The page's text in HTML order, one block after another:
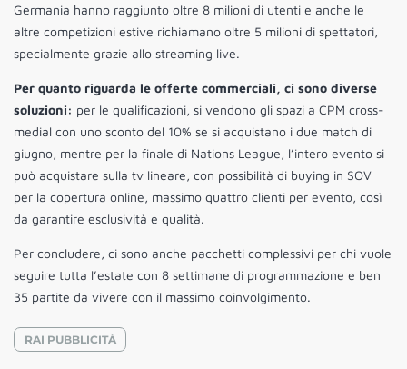
Germania hanno raggiunto oltre 8 milioni di utenti e anche le
altre competizioni estive richiamano oltre 5 milioni di spettatori,
specialmente grazie allo streaming live.
Per quanto riguarda le offerte commerciali, ci sono diverse
soluzioni: per le qualificazioni, si vendono gli spazi a CPM cross-
medial con uno sconto del 10% se si acquistano i due match di
giugno, mentre per la finale di Nations League, l’intero evento si
può acquistare sulla tv lineare, con possibilità di buying in SOV
per la copertura online, massimo quattro clienti per evento, così
da garantire esclusività e qualità.
Per concludere, ci sono anche pacchetti complessivi per chi vuole
seguire tutta l’estate con 8 settimane di programmazione e ben
35 partite da vivere con il massimo coinvolgimento.
RAI PUBBLICITÀ